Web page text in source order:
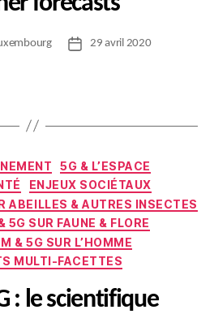
Date29 avril 2020
Catégories
5G & L’ESPACE
ENJEUX SOCIÉTAUX
ABEILLES & AUTRES INSECTES
5G SUR FAUNE & FLORE
& 5G SUR L’HOMME
MULTI-FACETTES
: le scientifique